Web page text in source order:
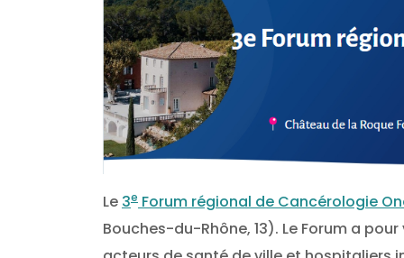
Le 3e Forum régional de Cancérologie
Bouches-du-Rhône, 13). Le Forum a